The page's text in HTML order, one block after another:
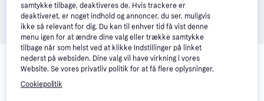
Relaterede produkter
Se vores forslag til andre produkter, der matcher dine
interesser. Vis alle
samtykke tilbage, deaktiveres de. Hvis trackere er
deaktiveret, er noget indhold og annoncer, du ser, muligvis
ikke så relevant for dig. Du kan til enhver tid få vist denne
menu igen for at ændre dine valg eller trække samtykke
tilbage når som helst ved at klikke Indstillinger på linket
nederst på websiden. Dine valg vil have virkning i vores
Website. Se vores privatliv politik for at få flere oplysninger.
Cookiepolitik